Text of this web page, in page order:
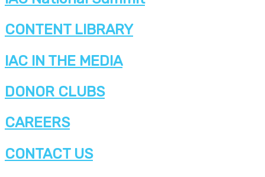
CONTENT LIBRARY
IAC IN THE MEDIA
DONOR CLUBS
CAREERS
CONTACT US